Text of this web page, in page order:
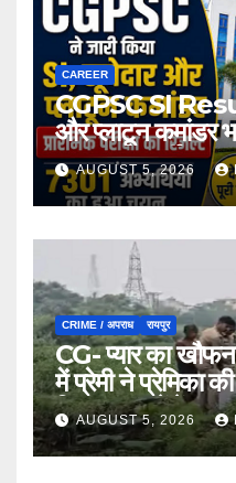
CAREER
CGPSC SI
और प्लाटून कमांडर
7301 अभ्यर्थी मुख्य
AUGUST 5, 2026
CRIME / अपराध रायपुर
CG- प्यार का
में प्रेमी ने प्रेमिका
फिर तालाब में फेंका
AUGUST 5, 2026